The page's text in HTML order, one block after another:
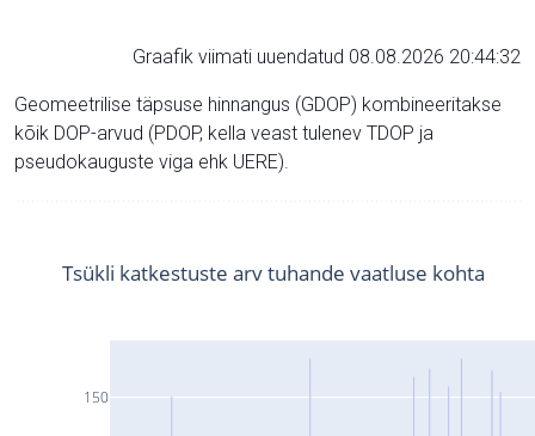
Graafik viimati uuendatud 08.08.2026 20:44:32
Geomeetrilise täpsuse hinnangus (GDOP) kombineeritakse
kõik DOP-arvud (PDOP, kella veast tulenev TDOP ja
pseudokauguste viga ehk UERE).
150
Tsükli katkestuste arv tuhande vaatluse kohta